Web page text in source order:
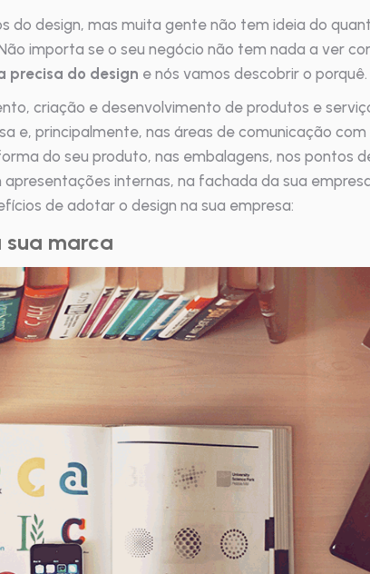
do design, mas muita gente não tem ideia do
importa se o seu negócio não tem nada a ver
precisa do design e nós vamos descobrir o porquê.
criação e desenvolvimento de produtos e
e, principalmente, nas áreas de comunicação com
do seu produto, nas embalagens, nos pontos
internas, na fachada da sua
de adotar o design na sua empresa:
sua marca